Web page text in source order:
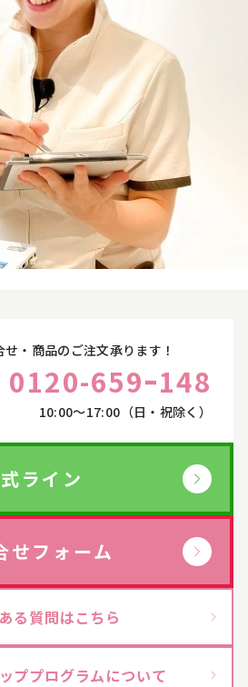
ンセリングについて
にお応えいたします。
オンラインカウンセリングをご
くはこちら
・商品のご注文承ります！
0120-659ｰ148
10:00〜17:00（日・祝除く）
ライン
せフォーム
る質問はこちら
ププログラムについて